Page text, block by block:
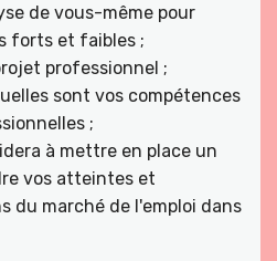
de vous-même pour
forts et faibles ;
professionnel ;
sont vos compétences
;
à mettre en place un
vos atteintes et
du marché de l'emploi dans